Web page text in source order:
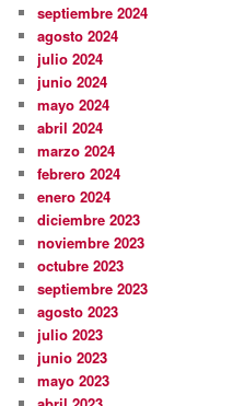
septiembre 2024
agosto 2024
julio 2024
junio 2024
mayo 2024
abril 2024
marzo 2024
febrero 2024
enero 2024
diciembre 2023
noviembre 2023
octubre 2023
septiembre 2023
agosto 2023
julio 2023
junio 2023
mayo 2023